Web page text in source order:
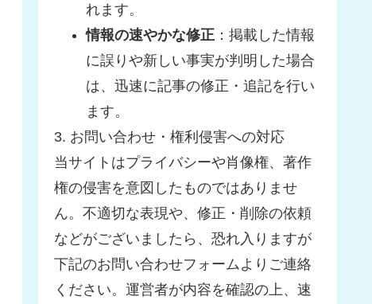
れます。
情報の速やかな修正 ：掲載した情報
に誤りや新しい事実が判明した場合
は、迅速に記事の修正・追記を行い
ます。
3. お問い合わせ・権利侵害への対応
当サイトはプライバシーや肖像権、著作
権の侵害を意図したものではありませ
ん。不適切な表現や、修正・削除の依頼
などがございましたら、恐れ入りますが
下記のお問い合わせフォームよりご連絡
ください。運営者が内容を確認の上、速